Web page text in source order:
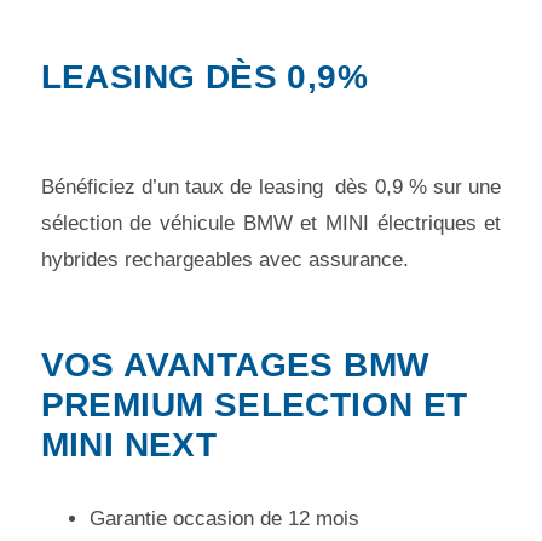
LEASING DÈS 0,9%
Bénéficiez d’un taux de leasing dès 0,9 % sur une
sélection de véhicule BMW et MINI électriques et
hybrides rechargeables avec assurance.
VOS AVANTAGES BMW
PREMIUM SELECTION ET
MINI NEXT
Garantie occasion de 12 mois